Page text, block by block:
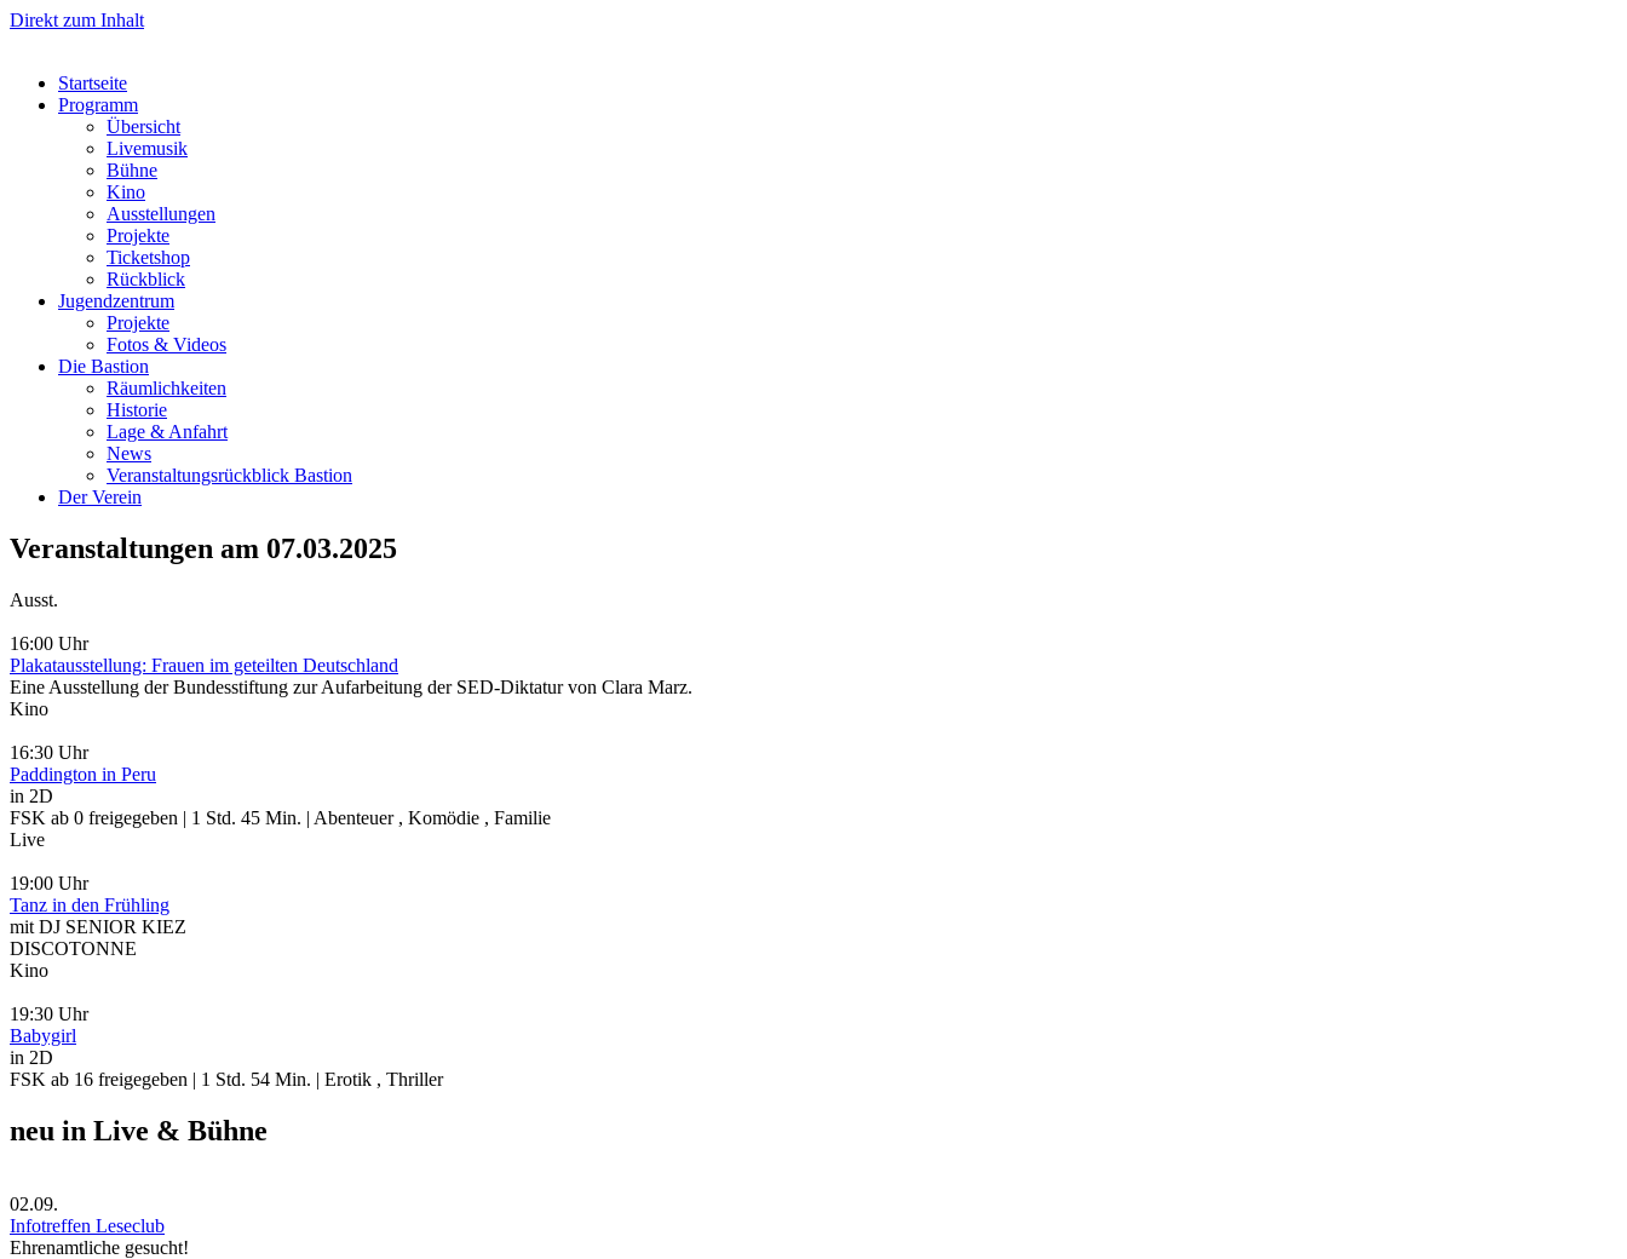
Direkt zum Inhalt
Startseite
Programm
Übersicht
Livemusik
Bühne
Kino
Ausstellungen
Projekte
Ticketshop
Rückblick
Jugendzentrum
Projekte
Fotos & Videos
Die Bastion
Räumlichkeiten
Historie
Lage & Anfahrt
News
Veranstaltungsrückblick Bastion
Der Verein
Veranstaltungen am 07.03.2025
Ausst.
16:00 Uhr
Plakatausstellung: Frauen im geteilten Deutschland
Eine Ausstellung der Bundesstiftung zur Aufarbeitung der SED-Diktatur von Clara Marz.
Kino
16:30 Uhr
Paddington in Peru
in 2D
FSK ab 0 freigegeben | 1 Std. 45 Min. | Abenteuer , Komödie , Familie
Live
19:00 Uhr
Tanz in den Frühling
mit DJ SENIOR KIEZ
DISCOTONNE
Kino
19:30 Uhr
Babygirl
in 2D
FSK ab 16 freigegeben | 1 Std. 54 Min. | Erotik , Thriller
neu in Live & Bühne
02.09.
Infotreffen Leseclub
Ehrenamtliche gesucht!